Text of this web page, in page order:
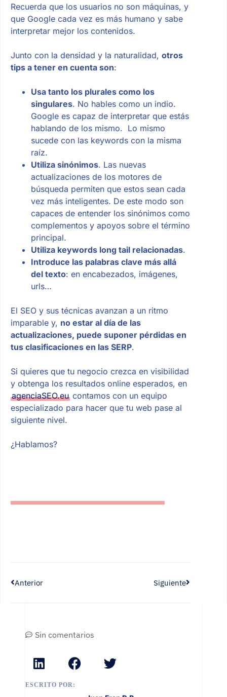
Recuerda que los usuarios no son máquinas, y
que Google cada vez es más humano y sabe
interpretar mejor los contenidos.
Junto con la densidad y la naturalidad, otros
tips a tener en cuenta son:
Usa tanto los plurales como los
singulares. No hables como un indio.
Google es capaz de interpretar que estás
hablando de los mismo. Lo mismo
sucede con las keywords con la misma
raíz.
Utiliza sinónimos. Las nuevas
actualizaciones de los motores de
búsqueda permiten que estos sean cada
vez más inteligentes. De este modo son
capaces de entender los sinónimos como
complementos y apoyos sobre el término
principal.
Utiliza keywords long tail relacionadas.
Introduce las palabras clave más allá
del texto: en encabezados, imágenes,
urls…
El SEO y sus técnicas avanzan a un ritmo
imparable y, no estar al día de las
actualizaciones, puede suponer pérdidas en
tus clasificaciones en las SERP.
Si quieres que tu negocio crezca en visibilidad
y obtenga los resultados online esperados, en
agenciaSEO.eucontamos con un equipo
especializado para hacer que tu web pase al
siguiente nivel.
¿Hablamos?
Anterior Siguiente
Sin comentarios
ESCRITO POR: